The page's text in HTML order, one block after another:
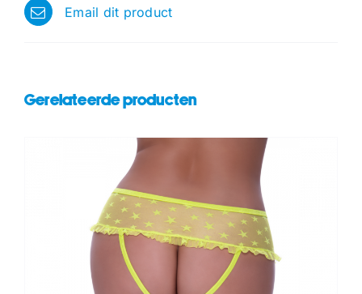
Email dit product
Gerelateerde producten